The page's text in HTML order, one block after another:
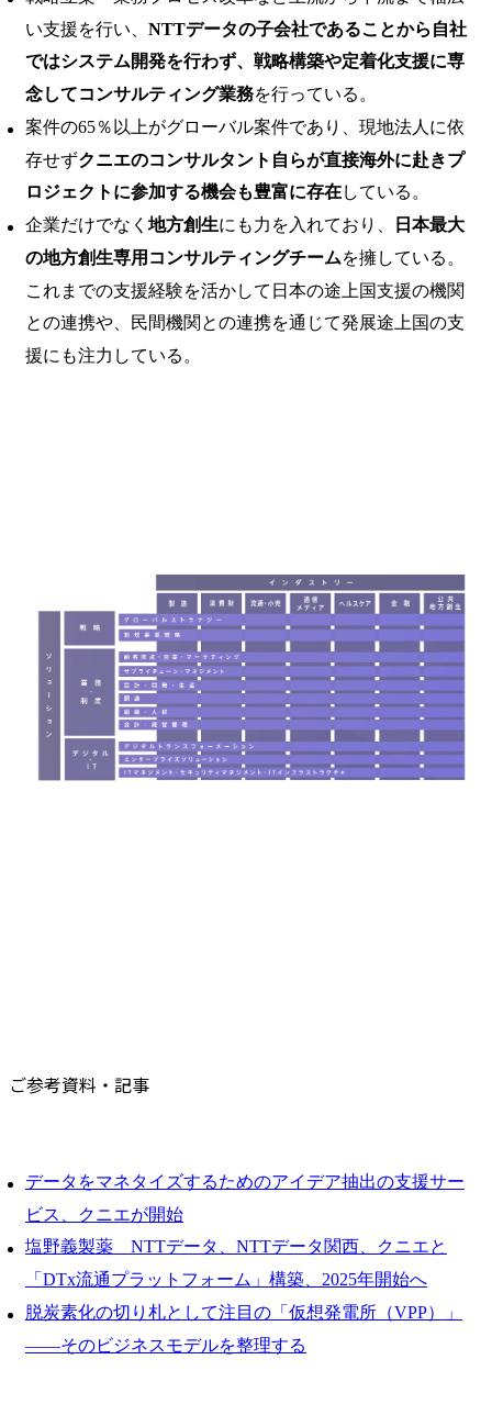
い支援を行い、 NTTデータの子会社であることから自社
ではシステム開発を行わず、戦略構築や定着化支援に専
念してコンサルティング業務を行っている。
案件の65％以上がグローバル案件であり、現地法人に依
存せずクニエのコンサルタント自らが直接海外に赴きプ
ロジェクトに参加する機会も豊富に存在している。
企業だけでなく 地方創生にも力を入れており、
日本最大
の地方創生専用コンサルティングチームを擁している。
これまでの支援経験を活かして日本の途上国支援の機関
との連携や、民間機関との連携を通じて発展途上国の支
援にも注力している。
ご参考資料・記事
データをマネタイズするためのアイデア抽出の支援サー
ビス、クニエが開始
塩野義製薬 NTTデータ、NTTデータ関西、クニエと
「DTx流通プラットフォーム」構築、2025年開始へ
脱炭素化の切り札として注目の「仮想発電所（VPP）」
――そのビジネスモデルを整理する